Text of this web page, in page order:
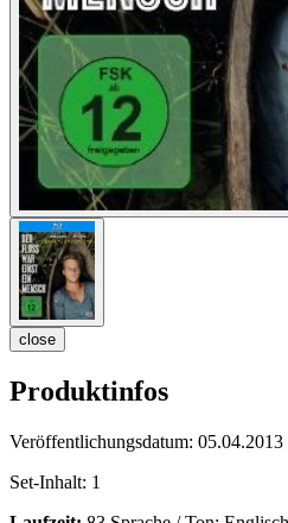
close
Produktinfos
Veröffentlichungsdatum: 05.04.2013
Set-Inhalt: 1